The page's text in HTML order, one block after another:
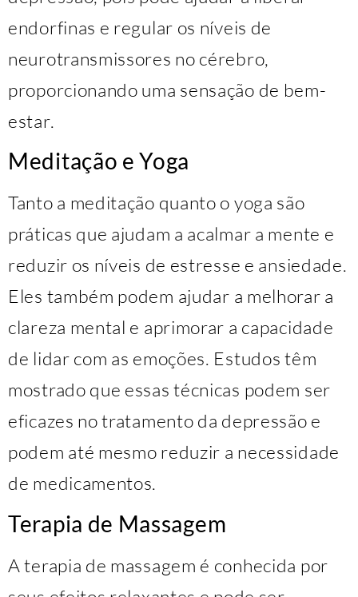
endorfinas e regular os níveis de
neurotransmissores no cérebro,
proporcionando uma sensação de bem-
estar.
Meditação e Yoga
Tanto a meditação quanto o yoga são
práticas que ajudam a acalmar a mente e
reduzir os níveis de estresse e ansiedade.
Eles também podem ajudar a melhorar a
clareza mental e aprimorar a capacidade
de lidar com as emoções. Estudos têm
mostrado que essas técnicas podem ser
eficazes no tratamento da depressão e
podem até mesmo reduzir a necessidade
de medicamentos.
Terapia de Massagem
A terapia de massagem é conhecida por